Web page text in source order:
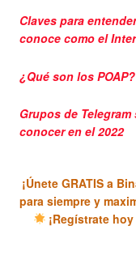
Claves para
conoce como el
¿Qué son los
Grupos de
conocer en el 2022
¡Únete GRATIS a
para siempre y
¡Regístrate